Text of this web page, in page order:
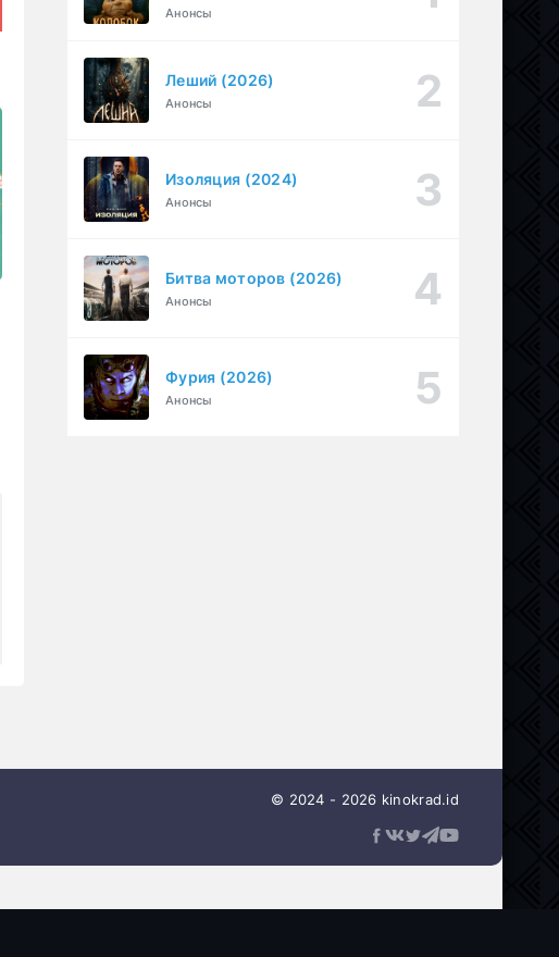
1-6 серия
Анонсы
Леший (2026)
Анонсы
Изоляция (2024)
Анонсы
Битва моторов (2026)
Анонсы
Фурия (2026)
Анонсы
© 2024 - 2026 kinokrad.id